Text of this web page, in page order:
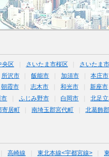
央区 さいたま市桜区 さいたま
所沢市 飯能市 加須市 本庄市
朝霞市 志木市 和光市 新座市
市 ふじみ野市 白岡市 北足
寄居町 南埼玉郡宮代町 北葛飾
高崎線 東北本線<宇都宮線>